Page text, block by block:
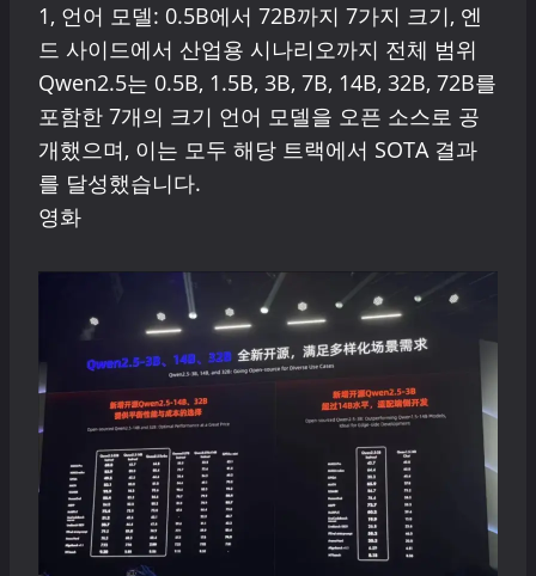
1, 언어 모델: 0.5B에서 72B까지 7가지 크기, 엔
드 사이드에서 산업용 시나리오까지 전체 범위
Qwen2.5는 0.5B, 1.5B, 3B, 7B, 14B, 32B, 72B를
포함한 7개의 크기 언어 모델을 오픈 소스로 공
개했으며, 이는 모두 해당 트랙에서 SOTA 결과
를 달성했습니다.
영화